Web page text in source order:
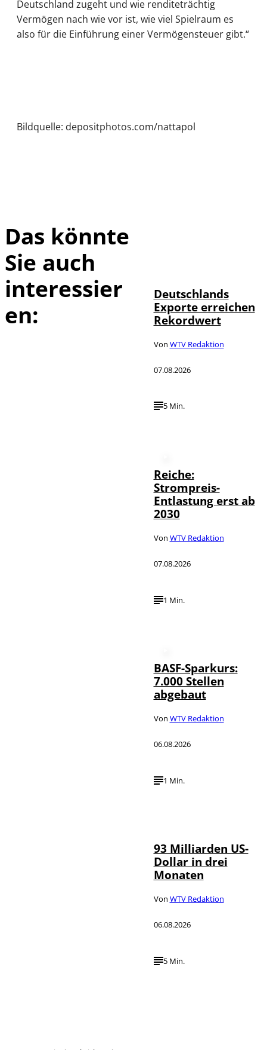
Deutschland zugeht und wie renditeträchtig
Vermögen nach wie vor ist, wie viel Spielraum es
also für die Einführung einer Vermögensteuer gibt.“
Bildquelle: depositphotos.com/nattapol
Das könnte
Sie auch
interessier
en:
Deutschlands
Exporte erreichen
Rekordwert
Von WTV Redaktion
07.08.2026
5 Min.
Reiche:
Strompreis-
Entlastung erst ab
2030
Von WTV Redaktion
07.08.2026
1 Min.
BASF-Sparkurs:
7.000 Stellen
abgebaut
Von WTV Redaktion
06.08.2026
1 Min.
93 Milliarden US-
Dollar in drei
Monaten
Von WTV Redaktion
06.08.2026
5 Min.